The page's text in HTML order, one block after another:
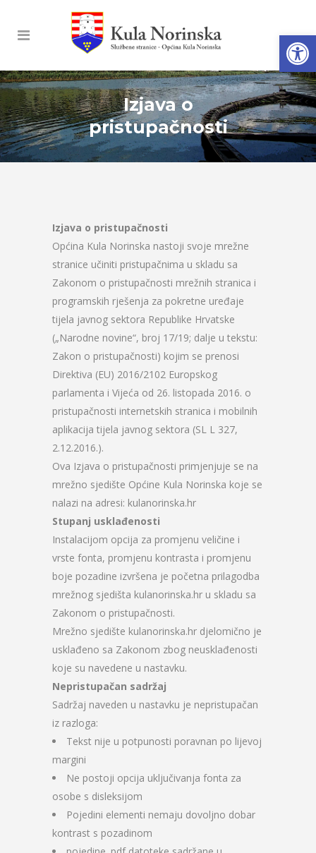
Izjava o
pristupačnosti
Izjava o pristupačnosti
Općina Kula Norinska nastoji svoje mrežne
stranice učiniti pristupačnima u skladu sa
Zakonom o pristupačnosti mrežnih stranica i
programskih rješenja za pokretne uređaje
tijela javnog sektora Republike Hrvatske
(„Narodne novine“, broj 17/19; dalje u tekstu:
Zakon o pristupačnosti) kojim se prenosi
Direktiva (EU) 2016/2102 Europskog
parlamenta i Vijeća od 26. listopada 2016. o
pristupačnosti internetskih stranica i mobilnih
aplikacija tijela javnog sektora (SL L 327,
2.12.2016.).
Ova Izjava o pristupačnosti primjenjuje se na
mrežno sjedište Općine Kula Norinska koje se
nalazi na adresi: kulanorinska.hr
Stupanj usklađenosti
Instalacijom opcija za promjenu veličine i
vrste fonta, promjenu kontrasta i promjenu
boje pozadine izvršena je početna prilagodba
mrežnog sjedišta kulanorinska.hr u skladu sa
Zakonom o pristupačnosti.
Mrežno sjedište kulanorinska.hr djelomično je
usklađeno sa Zakonom zbog neusklađenosti
koje su navedene u nastavku.
Nepristupačan sadržaj
Sadržaj naveden u nastavku je nepristupačan
iz razloga:
Tekst nije u potpunosti poravnan po lijevoj
margini
Ne postoji opcija uključivanja fonta za
osobe s disleksijom
Pojedini elementi nemaju dovoljno dobar
kontrast s pozadinom